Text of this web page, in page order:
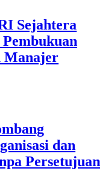
Sejahtera
Manajer
dan
Persetujuan